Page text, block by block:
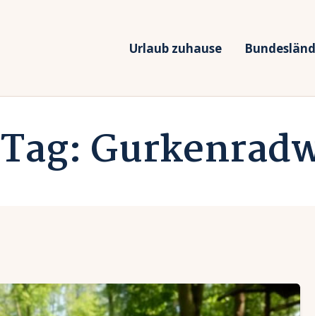
Urlaub zuhause
Tag:
Bundesländer
Urlaubsarten